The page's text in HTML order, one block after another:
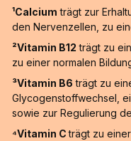
¹Calcium trägt zur
den Nervenzellen, zu
²Vitamin B12 trägt zu
zu einer normalen
³Vitamin B6 trägt zu
Glycogenstoffwechsel,
sowie zur Regulierung
⁴Vitamin Cträgt zu